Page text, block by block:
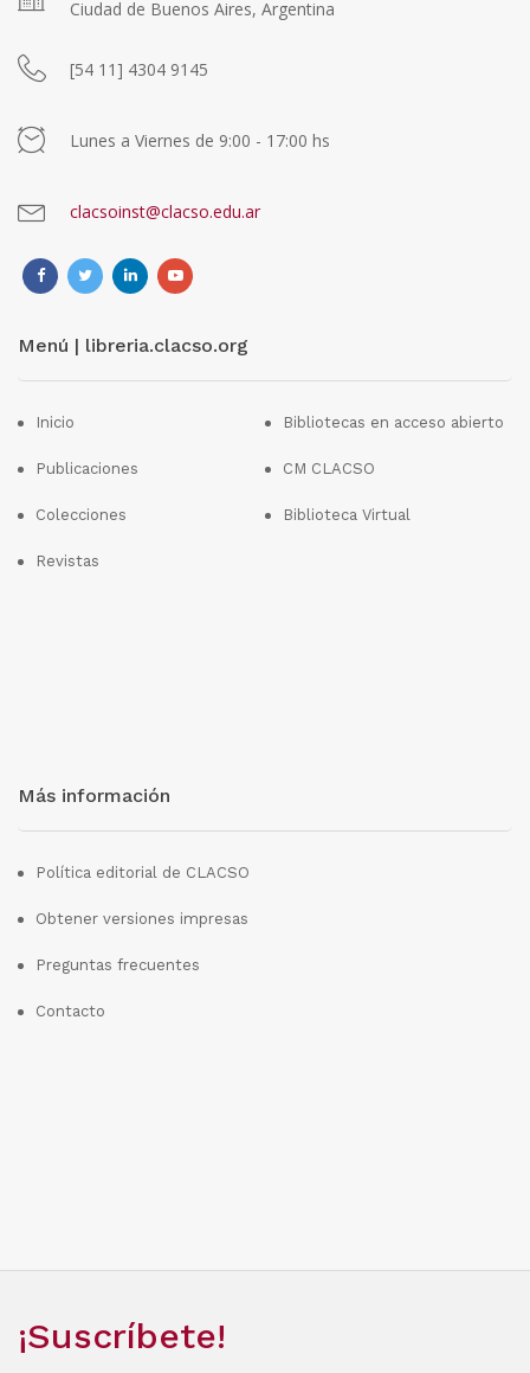
Ciudad de Buenos Aires, Argentina
[54 11] 4304 9145
Lunes a Viernes de 9:00 - 17:00 hs
clacsoinst@clacso.edu.ar
Menú | libreria.clacso.org
Inicio
Publicaciones
Colecciones
Revistas
Bibliotecas en acceso abierto
CM CLACSO
Biblioteca Virtual
Más información
Política editorial de CLACSO
Obtener versiones impresas
Preguntas frecuentes
Contacto
¡Suscríbete!